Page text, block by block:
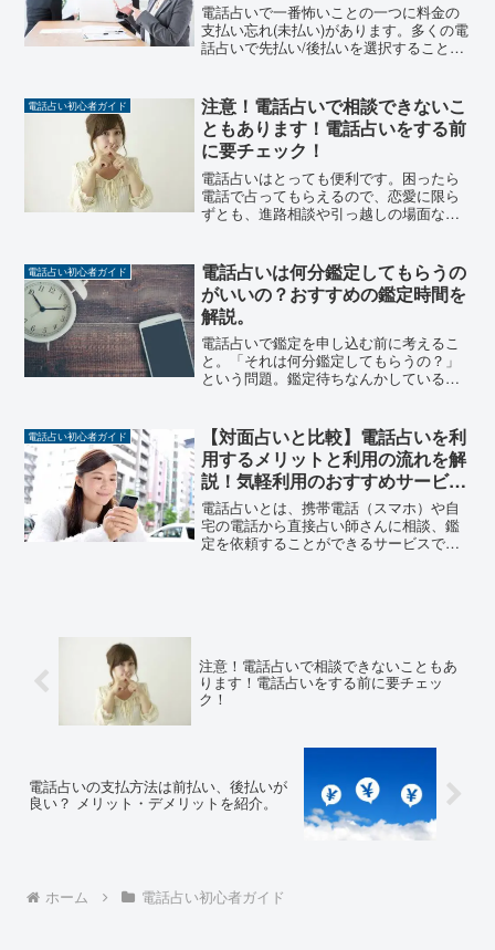
電話占いで一番怖いことの一つに料金の
支払い忘れ(未払い)があります。多くの電
話占いで先払い/後払いを選択することが
ードを登録することができますが、クレ
ジットカードの期限...
電話占い初心者ガイド
注意！電話占いで相談できないこ
ともあります！電話占いをする前
に要チェック！
電話占いはとっても便利です。困ったら
電話で占ってもらえるので、恋愛に限ら
ずとも、進路相談や引っ越しの場面なん
ません。多くの電話占いでは、以下の項
目についての相談をお断り...
電話占い初心者ガイド
電話占いは何分鑑定してもらうの
がいいの？おすすめの鑑定時間を
解説。
電話占いで鑑定を申し込む前に考えるこ
と。「それは何分鑑定してもらうの？」
という問題。鑑定待ちなんかしている
うか。そもそもみんなどれぐらい鑑定し
てもらって、どれぐらいの鑑定...
電話占い初心者ガイド
【対面占いと比較】電話占いを利
用するメリットと利用の流れを解
説！気軽利用のおすすめサービ
ス！
電話占いとは、携帯電話（スマホ）や自
宅の電話から直接占い師さんに相談、鑑
定を依頼することができるサービスで
注意！電話占いで相談できないこともあ
ります！電話占いをする前に要チェッ
ク！
電話占いの支払方法は前払い、後払いが
良い？ メリット・デメリットを紹介。
ホーム 電話占い初心者ガイド